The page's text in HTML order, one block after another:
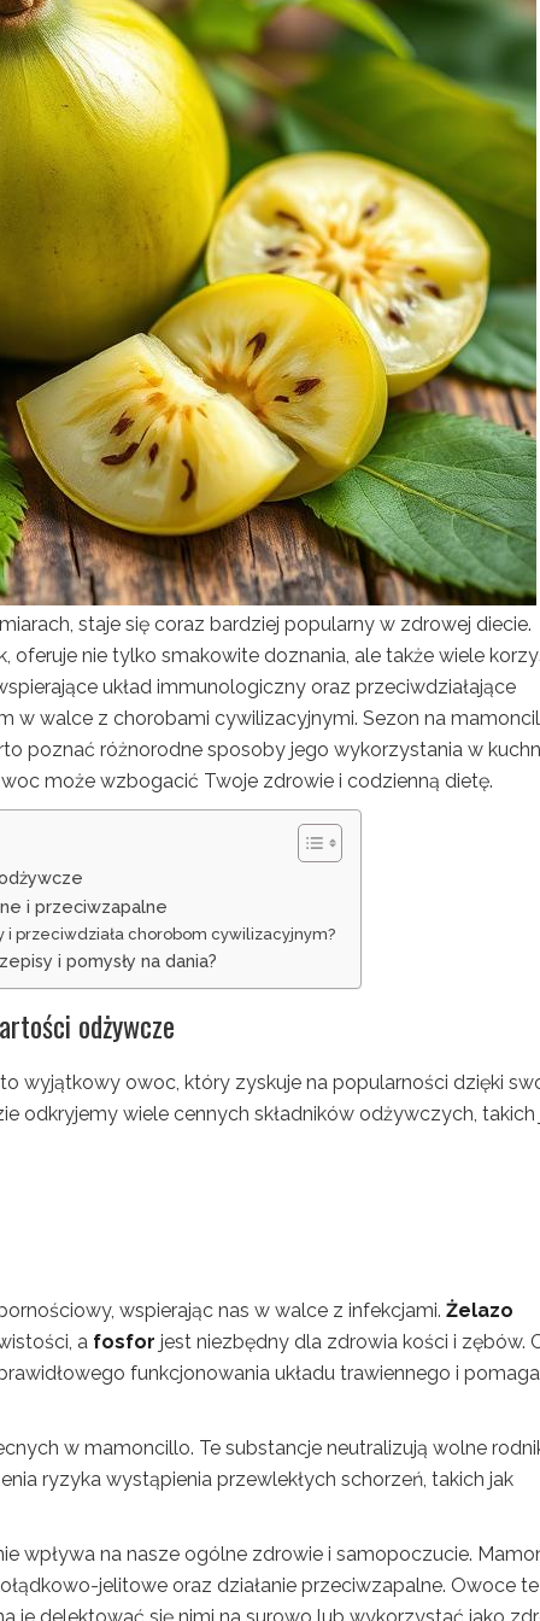
staje się coraz bardziej popularny w zdrowej diecie.
oferuje nie tylko smakowite doznania, ale także wiele
układ immunologiczny oraz przeciwdziałające
w walce z chorobami cywilizacyjnymi. Sezon na
poznać różnorodne sposoby jego wykorzystania w
może wzbogacić Twoje zdrowie i codzienną dietę.
i przeciwzapalne
przeciwdziała chorobom cywilizacyjnym?
i pomysły na dania?
odżywcze
to wyjątkowy owoc, który zyskuje na popularności dzięki
odkryjemy wiele cennych składników odżywczych, takich
wspierając nas w walce z infekcjami. Żelazo
a fosfor jest niezbędny dla zdrowia kości i zębów.
funkcjonowania układu trawiennego i pomaga
w mamoncillo. Te substancje neutralizują wolne
ryzyka wystąpienia przewlekłych schorzeń, takich jak
wpływa na nasze ogólne zdrowie i samopoczucie.
jelitowe oraz działanie przeciwzapalne. Owoce te